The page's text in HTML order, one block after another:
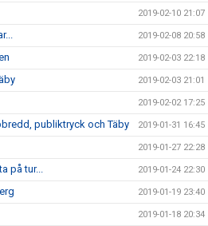
2019-02-10 21:07
2019-02-08 20:58
2019-02-03 22:18
2019-02-03 21:01
2019-02-02 17:25
publiktryck och Täby 2019-01-31 16:45
2019-01-27 22:28
på tur... 2019-01-24 22:30
2019-01-19 23:40
2019-01-18 20:34